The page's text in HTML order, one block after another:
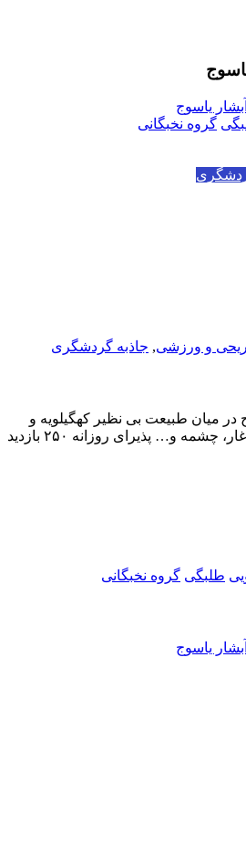
یاسوج
گروه نخبگانی
و ورزشی, جاذبه گردشگری
در میان طبیعت بی نظیر کهگیلویه و
بویراحمد، با منظره آبشار، غار، چشمه و… پذیرای روزانه ۲۵۰ بازدید
طلبگی گروه نخبگانی
یاسوج